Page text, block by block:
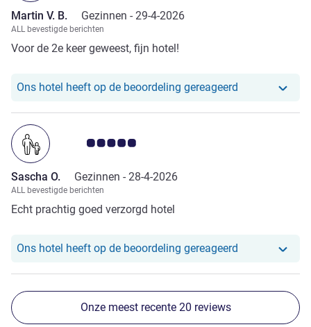
Martin V. B. Gezinnen - 29-4-2026
ALL bevestigde berichten
Voor de 2e keer geweest, fijn hotel!
Ons hotel heeft op de beoordeling gereageerd Ons hotel
Avis-klantbeoordeling 5.0/5
Sascha O. Gezinnen - 28-4-2026
ALL bevestigde berichten
Echt prachtig goed verzorgd hotel
Ons hotel heeft op de beoordeling gereageerd Ons hotel
Onze meest recente 20 reviews